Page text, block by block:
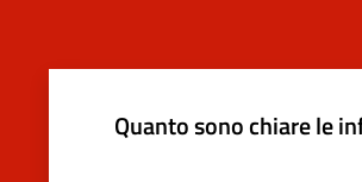
Quanto sono chiare le